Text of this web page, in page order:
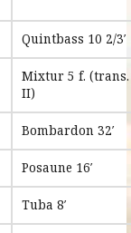
Quintbass 10 2/3′
Mixtur 5 f. (trans.
II)
Bombardon 32′
Posaune 16′
Tuba 8′